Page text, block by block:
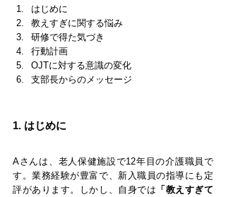
はじめに
教えすぎに関する悩み
研修で得た気づき
行動計画
OJTに対する意識の変化
支部長からのメッセージ
1. はじめに
Aさんは、老人保健施設で12年目の介護職員で
す。業務経験が豊富で、新入職員の指導にも定
評があります。しかし、自身では 「教えすぎて